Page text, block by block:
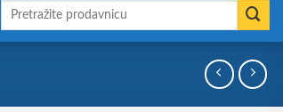
Претрага